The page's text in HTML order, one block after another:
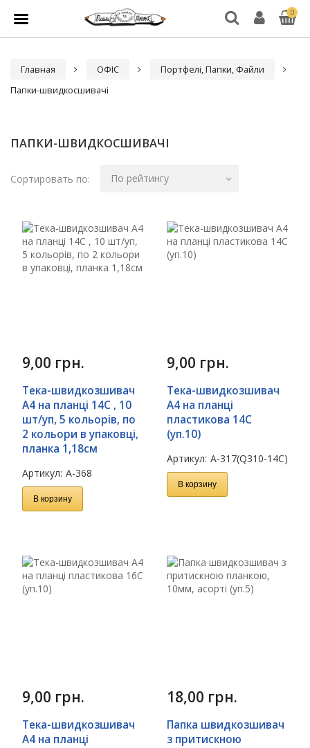
0
Главная ОФІС
Портфелі, Папки, Файли
Папки-швидкосшивачі
ПАПКИ-ШВИДКОСШИВАЧІ
Сортировать по: По рейтингу
9,00 грн.
Тека-швидкозшивач
А4 на планці 14С , 10
шт/уп, 5 кольорів, по
2 кольори в упаковці,
планка 1,18см
Артикул: А-368
В корзину
9,00 грн.
Тека-швидкозшивач
А4 на планці
пластикова 14C
(уп.10)
Артикул: A-317(Q310-14C)
В корзину
9,00 грн.
Тека-швидкозшивач
А4 на планці
18,00 грн.
Папка швидкозшивач
з притискною